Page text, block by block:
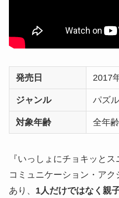
発売日 2017
ジャンル パズル
対象年齢 全年
『いっしょにチョキッと
コミュニケーション・ア
あり、 1人だけではなく親